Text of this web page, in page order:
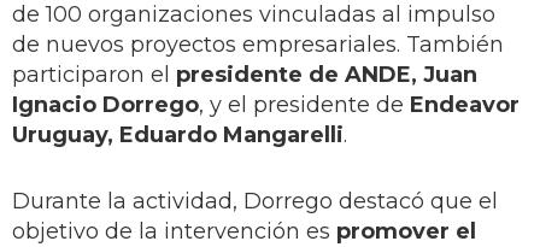
de 100 organizaciones vinculadas al impulso
de nuevos proyectos empresariales. También
participaron el presidente de ANDE, Juan
Ignacio Dorrego, y el presidente de Endeavor
Uruguay, Eduardo Mangarelli.
Durante la actividad, Dorrego destacó que el
objetivo de la intervención es promover el